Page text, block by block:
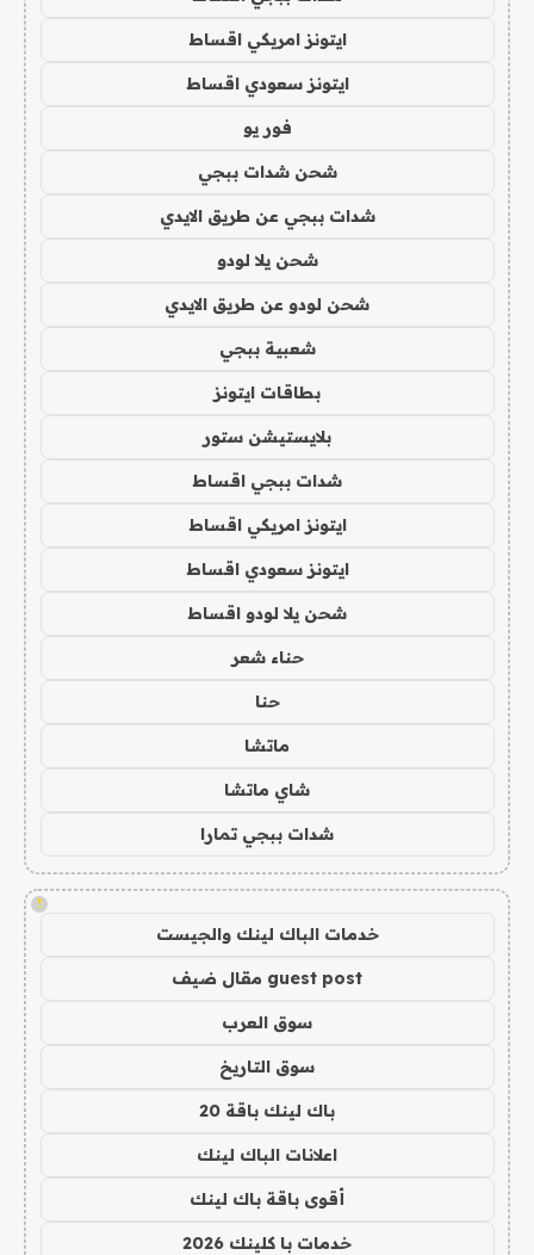
ايتونز امريكي اقساط
ايتونز سعودي اقساط
فور يو
شحن شدات ببجي
شدات ببجي عن طريق الايدي
شحن يلا لودو
شحن لودو عن طريق الايدي
شعبية ببجي
بطاقات ايتونز
بلايستيشن ستور
شدات ببجي اقساط
ايتونز امريكي اقساط
ايتونز سعودي اقساط
شحن يلا لودو اقساط
حناء شعر
حنا
ماتشا
شاي ماتشا
شدات ببجي تمارا
!
خدمات الباك لينك والجيست
guest post مقال ضيف
سوق العرب
سوق التاريخ
باك لينك باقة 20
اعلانات الباك لينك
أقوى باقة باك لينك
خدمات با كلينك 2026